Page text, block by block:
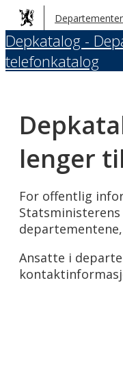
Hopp
til
hovedinnhold
Depkatalog -
telefonkatalog
lenger
For offentlig
Ansatte i